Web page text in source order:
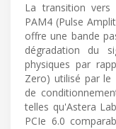
La transition vers
PAM4 (Pulse
offre une bande
dégradation du
physiques par
Zero) utilisé par le
de
telles qu'Astera
PCIe 6.0